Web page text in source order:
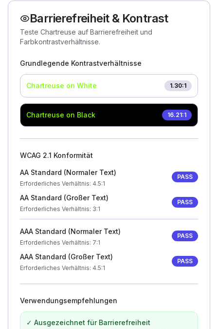
Barrierefreiheit & Kontrast
Teste Chartreuse auf Barrierefreiheit und
Farbkontrastverhältnisse.
Grundlegende Kontrastverhältnisse
Chartreuse on White 1.30:1
Chartreuse on Black 16.21:1
WCAG 2.1 Konformität
AA Standard (Normaler Text)
Erforderliches Verhältnis: 4.5:1
PASS
AA Standard (Großer Text)
Erforderliches Verhältnis: 3:1
PASS
AAA Standard (Normaler Text)
Erforderliches Verhältnis: 7:1
PASS
AAA Standard (Großer Text)
Erforderliches Verhältnis: 4.5:1
PASS
Verwendungsempfehlungen
✓ Ausgezeichnet für Barrierefreiheit